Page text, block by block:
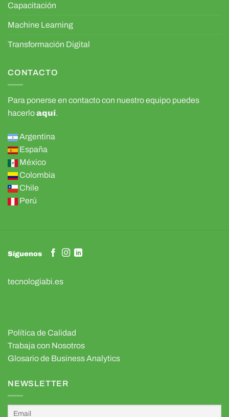
Capacitación
Machine Learning
Transformación Digital
CONTACTO
Para ponerse en contacto con nuestro equipo puedes
hacerloaquí.
Argentina
España
México
Colombia
Chile
Perú
Síguenos
tecnologiabi.es
Política de Calidad
Trabaja con Nosotros
Glosario de Business Analytics
NEWSLETTER